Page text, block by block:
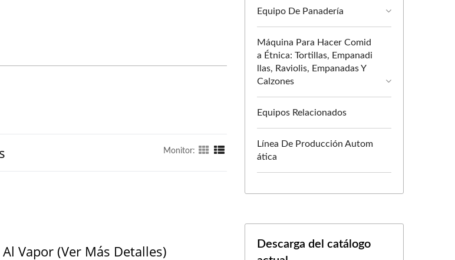
Monitor:
Vapor (ver Más Detalles)
Equipo De Panadería
Máquina Para Hacer Comid
A Étnica: Tortillas, Empanadi
Llas, Raviolis, Empanadas Y
Calzones
Equipos Relacionados
Línea De Producción Autom
Ática
Descarga del catálogo